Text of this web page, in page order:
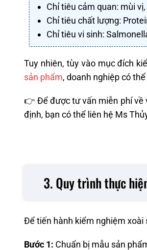
Chỉ tiêu cảm quan: mùi
Chỉ tiêu chất lượng:
Chỉ tiêu vi sinh:
Tuy nhiên, tùy vào mục đích
sản phẩm, doanh nghiệp có
👉 Để được tư vấn miễn phí về
định, bạn có thể liên hệ Ms
3. Quy trình thực
Để tiến hành kiểm nghiệm xoài
Bước 1: Chuẩn bị mẫu sản